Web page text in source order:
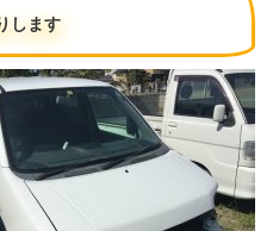
します